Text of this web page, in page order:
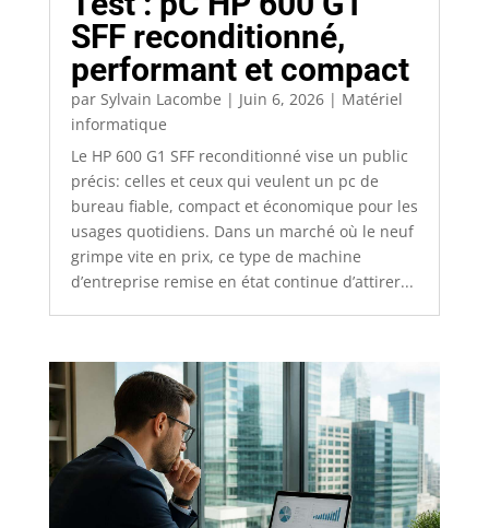
SFF reconditionné,
performant et compact
par Sylvain Lacombe | Juin 6, 2026| Matériel
informatique
Le HP 600 G1 SFF reconditionné vise un public
précis: celles et ceux qui veulent un pc de
bureau fiable, compact et économique pour les
usages quotidiens. Dans un marché où le neuf
grimpe vite en prix, ce type de machine
d’entreprise remise en état continue d’attirer...